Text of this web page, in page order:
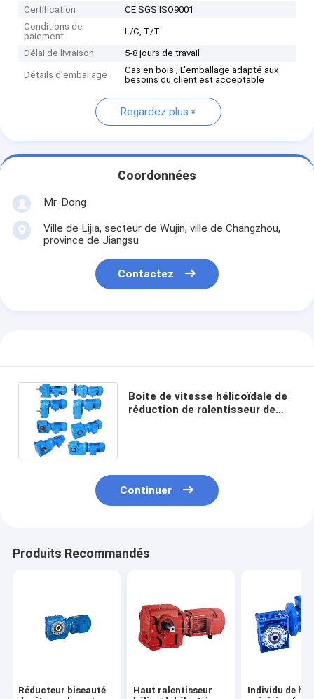
Certification
CE SGS ISO9001
Conditions de
paiement
L/C, T/T
Délai de livraison 5-8 jours de travail
Détails d'emballage
Cas en bois ; L'emballage adapté aux
besoins du client est acceptable
Regardez plus
Coordonnées
Mr. Dong
Ville de Lijia, secteur de Wujin, ville de Changzhou,
province de Jiangsu
Contactez
Boîte de vitesse hélicoïdale de
réduction de ralentisseur de
Continuer
Produits Recommandés
Réducteur biseauté
Haut ralentisseur
Individu de